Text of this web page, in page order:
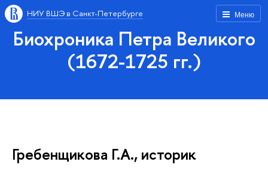
Меню
НИУ ВШЭ в Санкт-Петербурге
Биохроника Петра Великого
(1672-1725 гг.)
Гребенщикова Г.А., историк